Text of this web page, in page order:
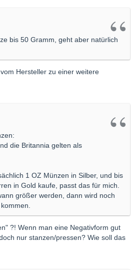
bis 50 Gramm, geht aber natürlich
Hersteller zu einer weitere
die Britannia gelten als
1 OZ Münzen in Silber, und bis
in Gold kaufe, passt das für mich.
größer werden, dann wird noch
?! Wenn man eine Negativform gut
nur stanzen/pressen? Wie soll das